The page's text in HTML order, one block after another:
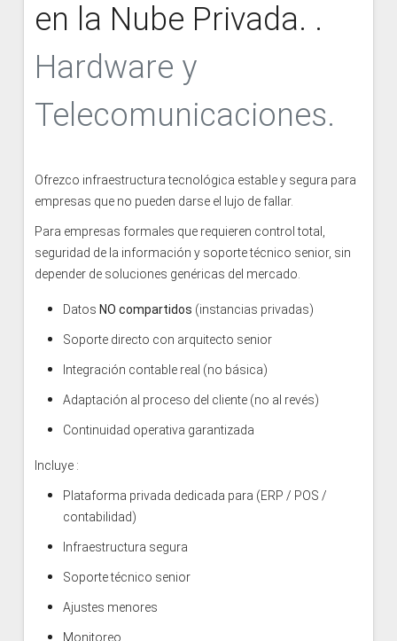
en la Nube Privada. .
Hardware y
Telecomunicaciones.
Ofrezco infraestructura tecnológica estable y segura para
empresas que no pueden darse el lujo de fallar.
Para empresas formales que requieren control total,
seguridad de la información y soporte técnico senior, sin
depender de soluciones genéricas del mercado.
Datos NO compartidos (instancias privadas)
Soporte directo con arquitecto senior
Integración contable real (no básica)
Adaptación al proceso del cliente (no al revés)
Continuidad operativa garantizada
Incluye :
Plataforma privada dedicada para (ERP / POS /
contabilidad)
Infraestructura segura
Soporte técnico senior
Ajustes menores
Monitoreo